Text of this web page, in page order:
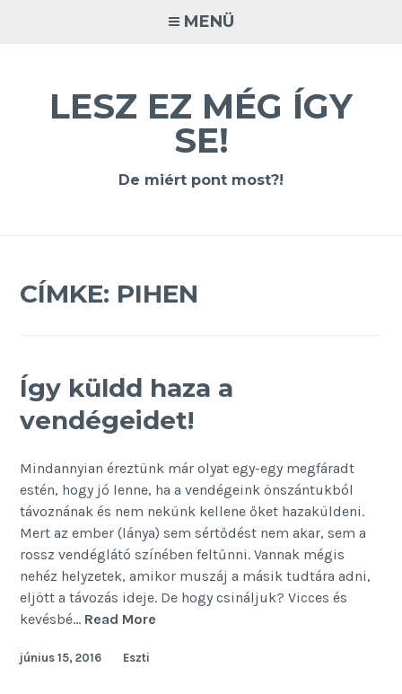
MENÜ
LESZ EZ MÉG ÍGY
SE!
De miért pont most?!
CÍMKE: PIHEN
Így küldd haza a
vendégeidet!
Mindannyian éreztünk már olyat egy-egy megfáradt
estén, hogy jó lenne, ha a vendégeink önszántukból
távoznának és nem nekünk kellene őket hazaküldeni.
Mert az ember (lánya) sem sértődést nem akar, sem a
rossz vendéglátó színében feltűnni. Vannak mégis
nehéz helyzetek, amikor muszáj a másik tudtára adni,
eljött a távozás ideje. De hogy csináljuk? Vicces és
kevésbé… Read More
június 15, 2016 Eszti